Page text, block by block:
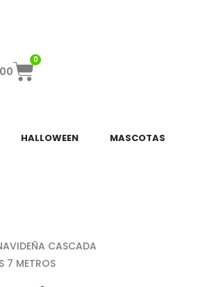
0
HALLOWEEN MASCOTAS
CASCADA
7 METROS